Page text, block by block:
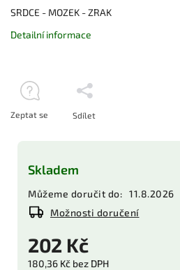
202 Kč
180,36 Kč bez DPH
Skladem
Můžeme doručit do: 11.8.2026
Možnosti doručení
SRDCE - MOZEK - ZRAK
Detailní informace
Zeptat se Sdílet